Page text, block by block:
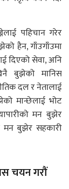
पहिचान गरेर
हैन, गाँउगाँउमा
दिएको सेवा, अनि
बुझेको मानिस
दल र नेतालाई
मान्छेलाई भोट
मन बुझेर
मन बुझेर सहकारी
चयन गरौं